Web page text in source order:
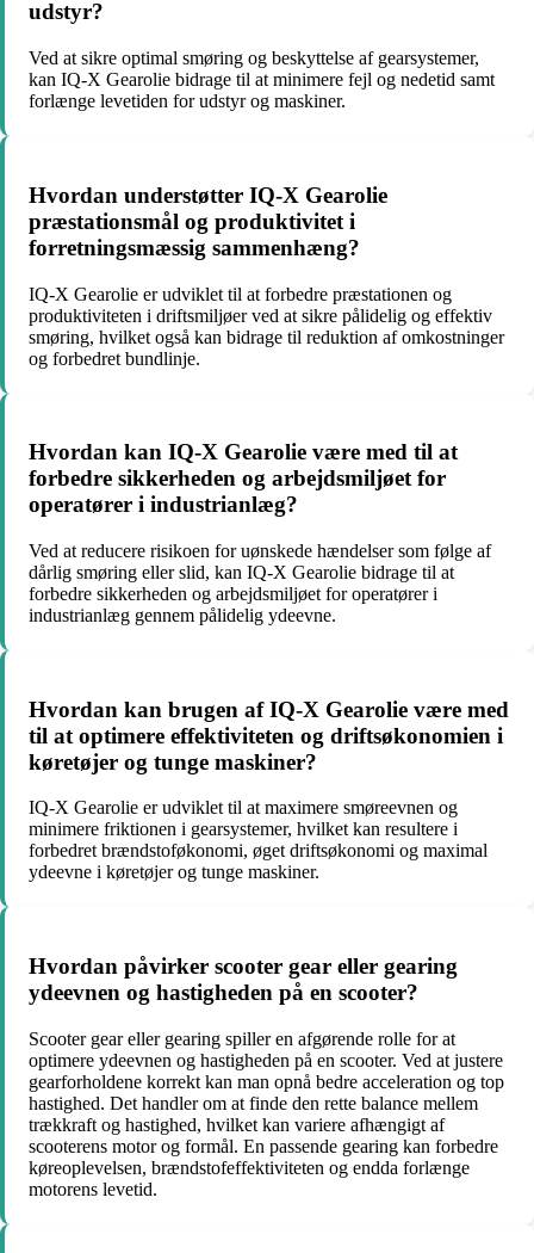
udstyr?
Ved at sikre optimal smøring og beskyttelse af gearsystemer,
kan IQ-X Gearolie bidrage til at minimere fejl og nedetid samt
forlænge levetiden for udstyr og maskiner.
Hvordan understøtter IQ-X Gearolie
præstationsmål og produktivitet i
forretningsmæssig sammenhæng?
IQ-X Gearolie er udviklet til at forbedre præstationen og
produktiviteten i driftsmiljøer ved at sikre pålidelig og effektiv
smøring, hvilket også kan bidrage til reduktion af omkostninger
og forbedret bundlinje.
Hvordan kan IQ-X Gearolie være med til at
forbedre sikkerheden og arbejdsmiljøet for
operatører i industrianlæg?
Ved at reducere risikoen for uønskede hændelser som følge af
dårlig smøring eller slid, kan IQ-X Gearolie bidrage til at
forbedre sikkerheden og arbejdsmiljøet for operatører i
industrianlæg gennem pålidelig ydeevne.
Hvordan kan brugen af IQ-X Gearolie være med
til at optimere effektiviteten og driftsøkonomien i
køretøjer og tunge maskiner?
IQ-X Gearolie er udviklet til at maximere smøreevnen og
minimere friktionen i gearsystemer, hvilket kan resultere i
forbedret brændstoføkonomi, øget driftsøkonomi og maximal
ydeevne i køretøjer og tunge maskiner.
Hvordan påvirker scooter gear eller gearing
ydeevnen og hastigheden på en scooter?
Scooter gear eller gearing spiller en afgørende rolle for at
optimere ydeevnen og hastigheden på en scooter. Ved at justere
gearforholdene korrekt kan man opnå bedre acceleration og top
hastighed. Det handler om at finde den rette balance mellem
trækkraft og hastighed, hvilket kan variere afhængigt af
scooterens motor og formål. En passende gearing kan forbedre
køreoplevelsen, brændstofeffektiviteten og endda forlænge
motorens levetid.